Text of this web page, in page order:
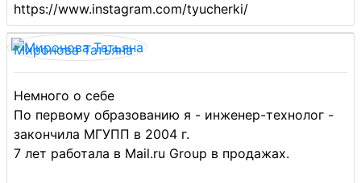
https://www.instagram.com/tyucherki/
Миронова Татьяна
Немного о себе
По первому образованию я - инженер-технолог -
закончила МГУПП в 2004 г.
7 лет работала в Mail.ru Group в продажах.